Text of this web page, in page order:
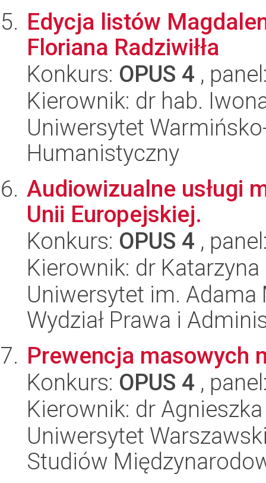
Edycja listów
Floriana Radziwiłła
Konkurs: OPUS 4 ,
Kierownik: dr hab.
Uniwersytet
Humanistyczny
Audiowizualne usługi
Unii Europejskiej.
Konkurs: OPUS 4 ,
Kierownik: dr
Uniwersytet im.
Wydział Prawa i
Prewencja masowych
Konkurs: OPUS 4 ,
Kierownik: dr
Uniwersytet
Studiów